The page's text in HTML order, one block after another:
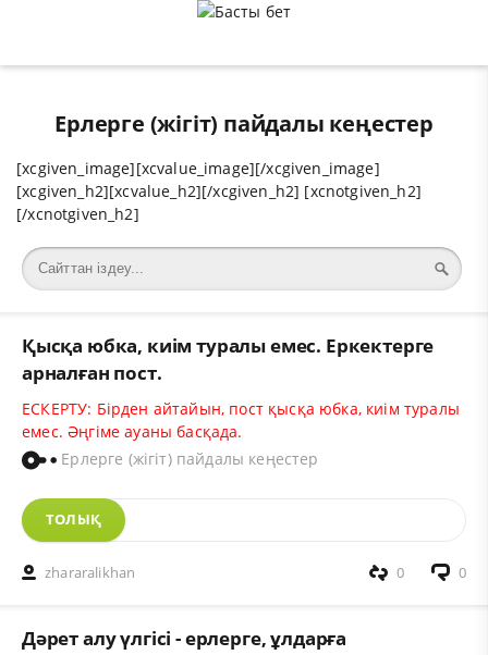
Ерлерге (жігіт) пайдалы кеңестер
[xcgiven_image][xcvalue_image][/xcgiven_image]
[xcgiven_h2][xcvalue_h2][/xcgiven_h2] [xcnotgiven_h2]
[/xcnotgiven_h2]
Қысқа юбка, киім туралы емес. Еркектерге
арналған пост.
ЕСКЕРТУ: Бірден айтайын, пост қысқа юбка, киім туралы
емес. Әңгіме ауаны басқада.
Ерлерге (жігіт) пайдалы кеңестер
ТОЛЫҚ
zhararalikhan 0
0
Дәрет алу үлгісі - ерлерге, ұлдарға